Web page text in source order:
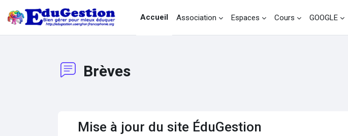
Accueil
Association Espaces Cours GOOGLE
Brèves
Mise à jour du site ÉduGestion